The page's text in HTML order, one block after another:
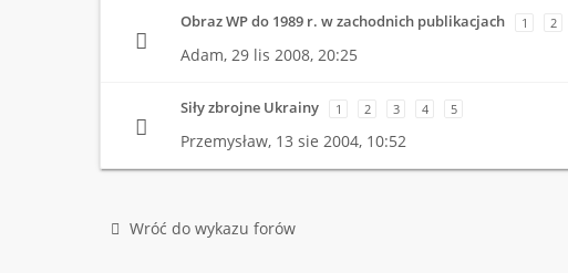
Obraz WP do 1989 r. w zachodnich publikacjach 1 2
Adam, 29 lis 2008, 20:25
Siły zbrojne Ukrainy 1 2 3 4 5
Przemysław, 13 sie 2004, 10:52
Wróć do wykazu forów